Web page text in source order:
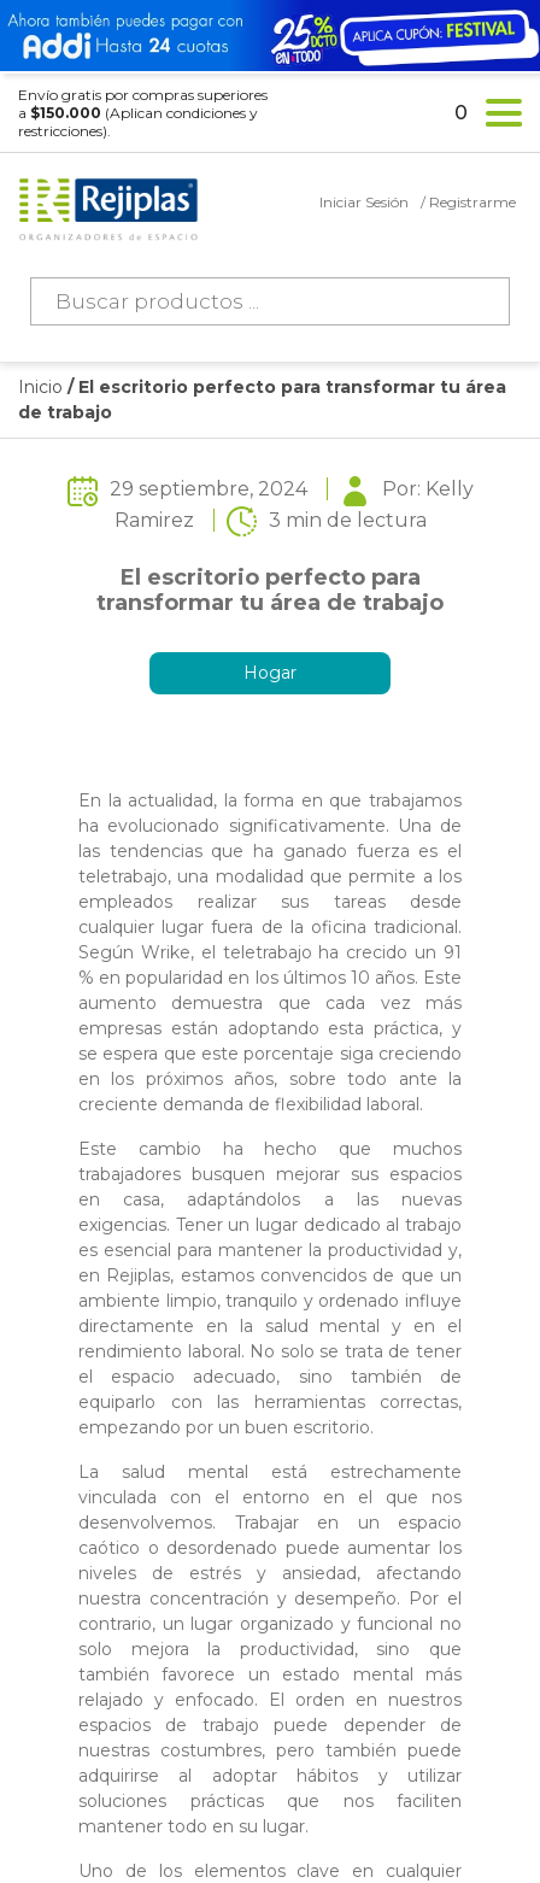
Envío gratis por compras superiores
a $150.000 (Aplican condiciones y
restricciones).
Búsqueda
productos
Iniciar Sesión / Registrarme
0
Inicio / El escritorio perfecto para transformar tu área
de trabajo
29 septiembre, 2024
Por: Kelly
Ramirez
3 min de lectura
El escritorio perfecto para
transformar tu área de trabajo
Hogar
En la actualidad, la forma en que trabajamos
ha evolucionado significativamente. Una de
las tendencias que ha ganado fuerza es el
teletrabajo, una modalidad que permite a los
empleados realizar sus tareas desde
cualquier lugar fuera de la oficina tradicional.
Según Wrike, el teletrabajo ha crecido un 91
% en popularidad en los últimos 10 años. Este
aumento demuestra que cada vez más
empresas están adoptando esta práctica, y
se espera que este porcentaje siga creciendo
en los próximos años, sobre todo ante la
creciente demanda de flexibilidad laboral.
Este cambio ha hecho que muchos
trabajadores busquen mejorar sus espacios
en casa, adaptándolos a las nuevas
exigencias. Tener un lugar dedicado al trabajo
es esencial para mantener la productividad y,
en Rejiplas, estamos convencidos de que un
ambiente limpio, tranquilo y ordenado influye
directamente en la salud mental y en el
rendimiento laboral. No solo se trata de tener
el espacio adecuado, sino también de
equiparlo con las herramientas correctas,
empezando por un buen escritorio.
La salud mental está estrechamente
vinculada con el entorno en el que nos
desenvolvemos. Trabajar en un espacio
caótico o desordenado puede aumentar los
niveles de estrés y ansiedad, afectando
nuestra concentración y desempeño. Por el
contrario, un lugar organizado y funcional no
solo mejora la productividad, sino que
también favorece un estado mental más
relajado y enfocado. El orden en nuestros
espacios de trabajo puede depender de
nuestras costumbres, pero también puede
adquirirse al adoptar hábitos y utilizar
soluciones prácticas que nos faciliten
mantener todo en su lugar.
Uno de los elementos clave en cualquier